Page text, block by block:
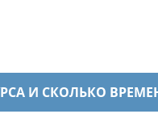
И СКОЛЬКО